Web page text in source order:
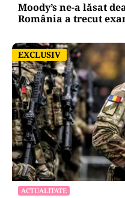
Moody’s ne-a lăsat
România a trecut
EXCLUSIV
EXCLUSIV
ACTUALITATE